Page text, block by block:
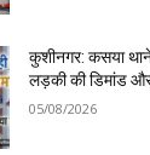
कुशीनगर: कसया
लड़की की डिमांड और
05/08/2026